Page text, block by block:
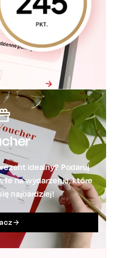
idealny? Podaruj
na wydarzeniu, które
najbardziej!